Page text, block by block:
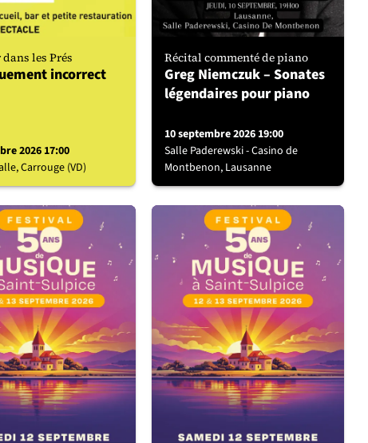
les Prés
incorrect
2026 17:00
Carrouge (VD)
Récital commenté de piano
Greg Niemczuk – Sonates
légendaires pour piano
10 septembre 2026 19:00
Salle Paderewski - Casino de
Montbenon, Lausanne